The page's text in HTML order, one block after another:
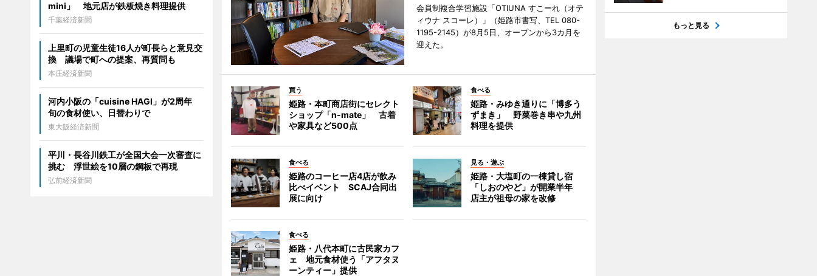
会員制複合学習施設「OTIUNA すこーれ（オテ
ィウナ スコーレ）」（姫路市書写、TEL 080-
1195-2145）が8月5日、オープンから3カ月を
迎えた。
買う
姫路・本町商店街にセレクト
ショップ「n-mate」 古着
や家具など500点
食べる
姫路・みゆき通りに「博多う
ずまき」 野菜巻き串や九州
料理を提供
食べる
姫路のコーヒー店4店が飲み
比べイベント SCAJ合同出
展に向け
見る・遊ぶ
姫路・大塩町の一棟貸し宿
「しおのやど」が開業半年
店主が祖母の家を改修
食べる
姫路・八代本町に古民家カフ
ェ 地元食材使う「アフタヌ
ーンティー」提供
mini」 地元店が鉄板焼き料理提供
千葉経済新聞
上里町の児童生徒16人が町長らと意見交
換 議場で町への提案、再質問も
本庄経済新聞
河内小阪の「cuisine HAGI」が2周年
旬の食材使い、日替わりで
東大阪経済新聞
平川・長谷川鉄工が全国大会一次審査に
挑む 浮世絵を10層の鋼板で再現
弘前経済新聞
もっと見る